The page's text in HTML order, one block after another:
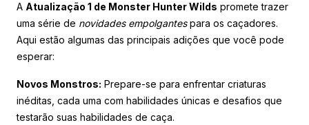
A Atualização 1 de Monster Hunter Wilds promete trazer
uma série de novidades empolgantespara os caçadores.
Aqui estão algumas das principais adições que você pode
esperar:
Novos Monstros: Prepare-se para enfrentar criaturas
inéditas, cada uma com habilidades únicas e desafios que
testarão suas habilidades de caça.